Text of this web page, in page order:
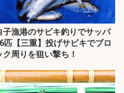
子漁港のサビキ釣りでサッパ
匹【三重】投げサビキでブロ
ク周りを狙い撃ち！